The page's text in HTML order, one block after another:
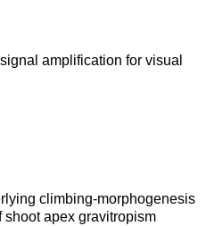
amplification for visual
climbing-morphogenesis
apex gravitropism